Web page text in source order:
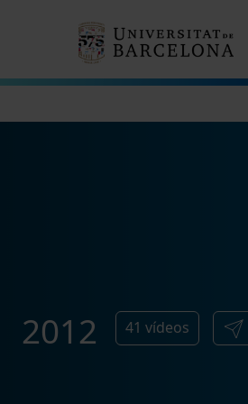
2012 41 vídeos